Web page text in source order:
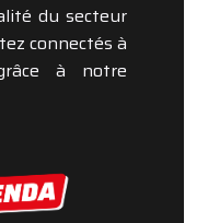
du secteur
connectés à
à notre